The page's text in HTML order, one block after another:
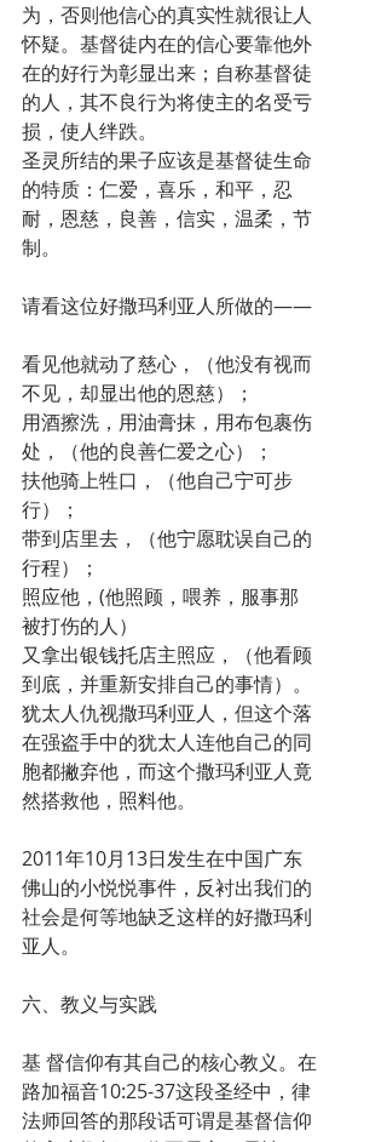
为，否则他信心的真实性就很让人
怀疑。基督徒内在的信心要靠他外
在的好行为彰显出来；自称基督徒
的人，其不良行为将使主的名受亏
损，使人绊跌。
圣灵所结的果子应该是基督徒生命
的特质：仁爱，喜乐，和平，忍
耐，恩慈，良善，信实，温柔，节
制。
请看这位好撒玛利亚人所做的——
看见他就动了慈心，（他没有视而
不见，却显出他的恩慈）；
用酒擦洗，用油膏抹，用布包裹伤
处，（他的良善仁爱之心）；
扶他骑上牲口，（他自己宁可步
行）；
带到店里去，（他宁愿耽误自己的
行程）；
照应他，(他照顾，喂养，服事那
被打伤的人）
又拿出银钱托店主照应，（他看顾
到底，并重新安排自己的事情）。
犹太人仇视撒玛利亚人，但这个落
在强盗手中的犹太人连他自己的同
胞都撇弃他，而这个撒玛利亚人竟
然搭救他，照料他。
2011年10月13日发生在中国广东
佛山的小悦悦事件，反衬出我们的
社会是何等地缺乏这样的好撒玛利
亚人。
六、教义与实践
基 督信仰有其自己的核心教义。在
路加福音10:25-37这段圣经中，律
法师回答的那段话可谓是基督信仰